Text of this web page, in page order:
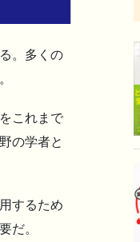
。多くの
これまで
の学者と
するため
だ。